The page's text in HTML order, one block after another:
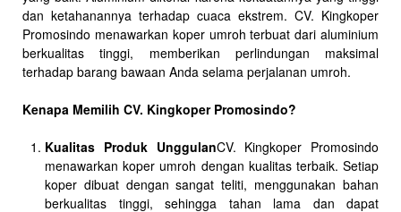
dan ketahanannya terhadap cuaca ekstrem. CV. Kingkoper
Promosindo menawarkan koper umroh terbuat dari aluminium
berkualitas tinggi, memberikan perlindungan maksimal
terhadap barang bawaan Anda selama perjalanan umroh.
Kenapa Memilih CV. Kingkoper Promosindo?
Kualitas Produk UnggulanCV. Kingkoper Promosindo
menawarkan koper umroh dengan kualitas terbaik. Setiap
koper dibuat dengan sangat teliti, menggunakan bahan
berkualitas tinggi, sehingga tahan lama dan dapat